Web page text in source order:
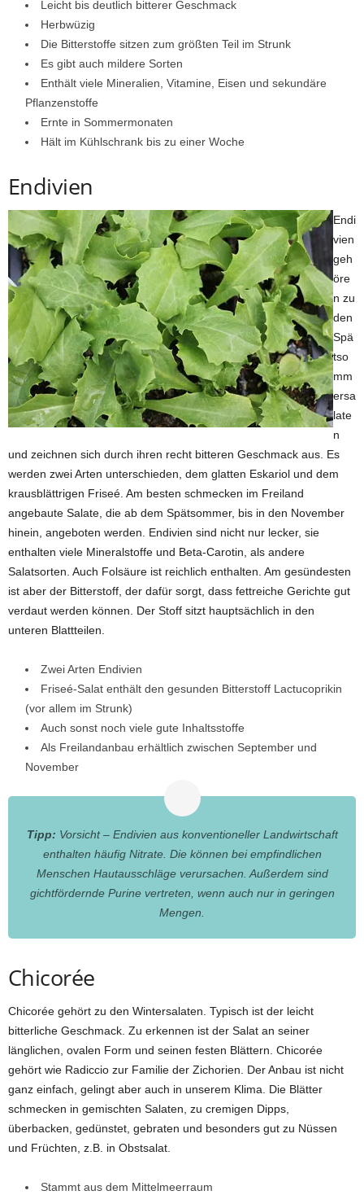
Leicht bis deutlich bitterer Geschmack
Herbwüzig
Die Bitterstoffe sitzen zum größten Teil im Strunk
Es gibt auch mildere Sorten
Enthält viele Mineralien, Vitamine, Eisen und sekundäre
Pflanzenstoffe
Ernte in Sommermonaten
Hält im Kühlschrank bis zu einer Woche
Endivien
Endi
vien
geh
öre
n zu
den
Spä
tso
mm
ersa
late
n
und zeichnen sich durch ihren recht bitteren Geschmack aus. Es
werden zwei Arten unterschieden, dem glatten Eskariol und dem
krausblättrigen Friseé. Am besten schmecken im Freiland
angebaute Salate, die ab dem Spätsommer, bis in den November
hinein, angeboten werden. Endivien sind nicht nur lecker, sie
enthalten viele Mineralstoffe und Beta-Carotin, als andere
Salatsorten. Auch Folsäure ist reichlich enthalten. Am gesündesten
ist aber der Bitterstoff, der dafür sorgt, dass fettreiche Gerichte gut
verdaut werden können. Der Stoff sitzt hauptsächlich in den
unteren Blattteilen.
Zwei Arten Endivien
Friseé-Salat enthält den gesunden Bitterstoff Lactucoprikin
(vor allem im Strunk)
Auch sonst noch viele gute Inhaltsstoffe
Als Freilandanbau erhältlich zwischen September und
November
Tipp: Vorsicht – Endivien aus konventioneller Landwirtschaft
enthalten häufig Nitrate. Die können bei empfindlichen
Menschen Hautausschläge verursachen. Außerdem sind
gichtfördernde Purine vertreten, wenn auch nur in geringen
Mengen.
Chicorée
Chicorée gehört zu den Wintersalaten. Typisch ist der leicht
bitterliche Geschmack. Zu erkennen ist der Salat an seiner
länglichen, ovalen Form und seinen festen Blättern. Chicorée
gehört wie Radiccio zur Familie der Zichorien. Der Anbau ist nicht
ganz einfach, gelingt aber auch in unserem Klima. Die Blätter
schmecken in gemischten Salaten, zu cremigen Dipps,
überbacken, gedünstet, gebraten und besonders gut zu Nüssen
und Früchten, z.B. in Obstsalat.
Stammt aus dem Mittelmeerraum